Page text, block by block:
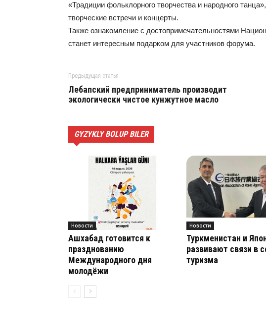
«Традиции фольклорного творчества и народного
творческие встречи и концерты.
Также ознакомление с достопримечательностями
станет интересным подарком для участников форума.
Предыдущая статья
Лебапский предприниматель производит
экологически чистое кунжутное масло
GYZYKLY BOLUP BILER
Новости
Ашхабад готовится к
празднованию
Международного дня
молодёжи
Новости
Туркменистан и
развивают связи в
туризма